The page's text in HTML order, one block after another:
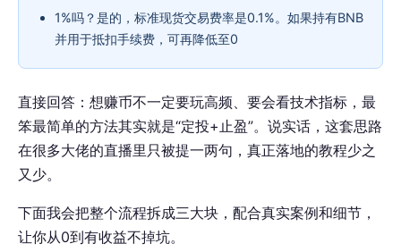
1%吗？是的，标准现货交易费率是0.1%。如果持有BNB
并用于抵扣手续费，可再降低至0
直接回答：想赚币不一定要玩高频、要会看技术指标，最
笨最简单的方法其实就是“定投+止盈”。说实话，这套思路
在很多大佬的直播里只被提一两句，真正落地的教程少之
又少。
下面我会把整个流程拆成三大块，配合真实案例和细节，
让你从0到有收益不掉坑。